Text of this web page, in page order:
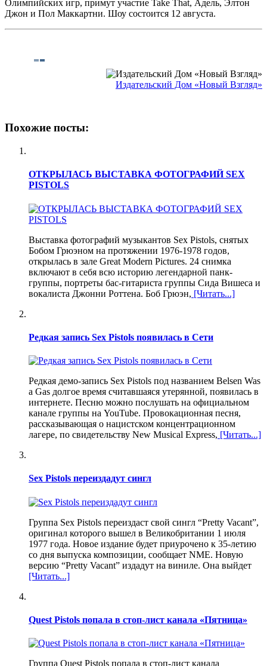
Олимпийских игр, примут участие Take That, Адель, Элтон
Джон и Пол Маккартни. Шоу состоится 12 августа.
Издательский Дом «Новый Взгляд»
Похожие посты:
ОТКРЫЛАСЬ ВЫСТАВКА ФОТОГРАФИЙ SEX
PISTOLS
Выставка фотографий музыкантов Sex Pistols, снятых
Бобом Грюэном на протяжении 1976-1978 годов,
открылась в зале Great Modern Pictures. 24 снимка
включают в себя всю историю легендарной панк-
группы, портреты бас-гитариста группы Сида Вишеса и
вокалиста Джонни Роттена. Боб Грюэн, [Читать...]
Редкая запись Sex Pistols появилась в Сети
Редкая демо-запись Sex Pistols под названием Belsen Was
a Gas долгое время считавшаяся утерянной, появилась в
интернете. Песню можно послушать на официальном
канале группы на YouTube. Провокационная песня,
рассказывающая о нацистском концентрационном
лагере, по свидетельству New Musical Express, [Читать...]
Sex Pistols переиздадут сингл
Группа Sex Pistols переиздаст свой сингл “Pretty Vacant”,
оригинал которого вышел в Великобритании 1 июля
1977 года. Новое издание будет приурочено к 35-летию
со дня выпуска композиции, сообщает NME. Новую
версию “Pretty Vacant” издадут на виниле. Она выйдет
[Читать...]
Quest Pistols попала в стоп-лист канала «Пятница»
Группа Quest Pistols попала в стоп-лист канала